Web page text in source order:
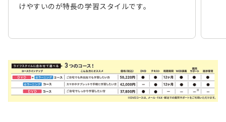
けやすいのが特長の学習スタイルです。